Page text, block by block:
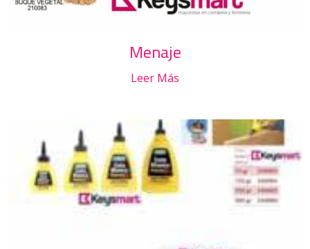
Menaje
Leer Más